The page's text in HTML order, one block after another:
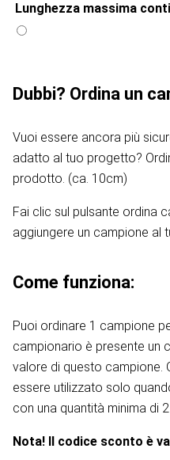
Lunghezza massima
Dubbi? Ordina un
Vuoi essere ancora più
adatto al tuo progetto?
prodotto. (ca. 10cm)
Fai clic sul pulsante ordina
aggiungere un campione al
Come funziona:
Puoi ordinare 1 campione
campionario è presente un
valore di questo
essere utilizzato solo
con una quantità minima di
Nota! Il codice sconto è